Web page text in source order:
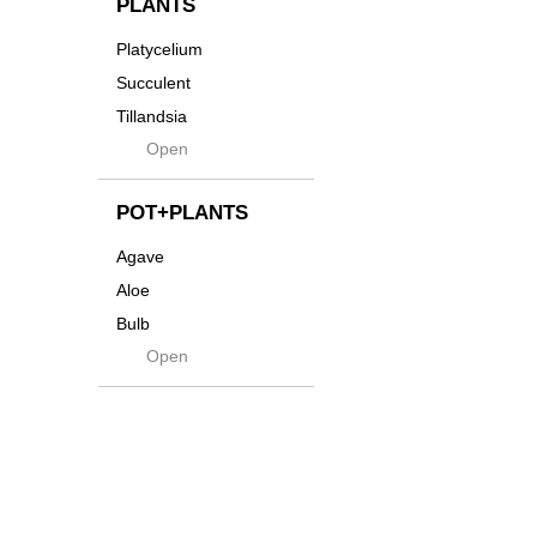
Kodama
Native
Progress
Quartz
RAKU
その他
PLANTS
Platycelium
Succulent
Tillandsia
SeedsOpen
POT+PLANTS
Agave
Aloe
Bulb
Cactus
Caudex
Open